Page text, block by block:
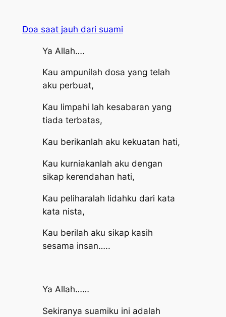
Doa saat jauh dari suami
Ya Allah….
Kau ampunilah dosa yang telah
aku perbuat,
Kau limpahi lah kesabaran yang
tiada terbatas,
Kau berikanlah aku kekuatan hati,
Kau kurniakanlah aku dengan
sikap kerendahan hati,
Kau peliharalah lidahku dari kata
kata nista,
Kau berilah aku sikap kasih
sesama insan…..
Ya Allah……
Sekiranya suamiku ini adalah